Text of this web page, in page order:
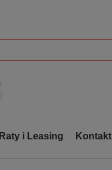
Raty i Leasing Kontakt